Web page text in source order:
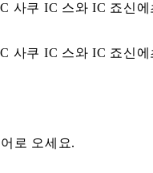
사쿠 IC 스와 IC 죠신
사쿠 IC 스와 IC 죠신
로 오세요.